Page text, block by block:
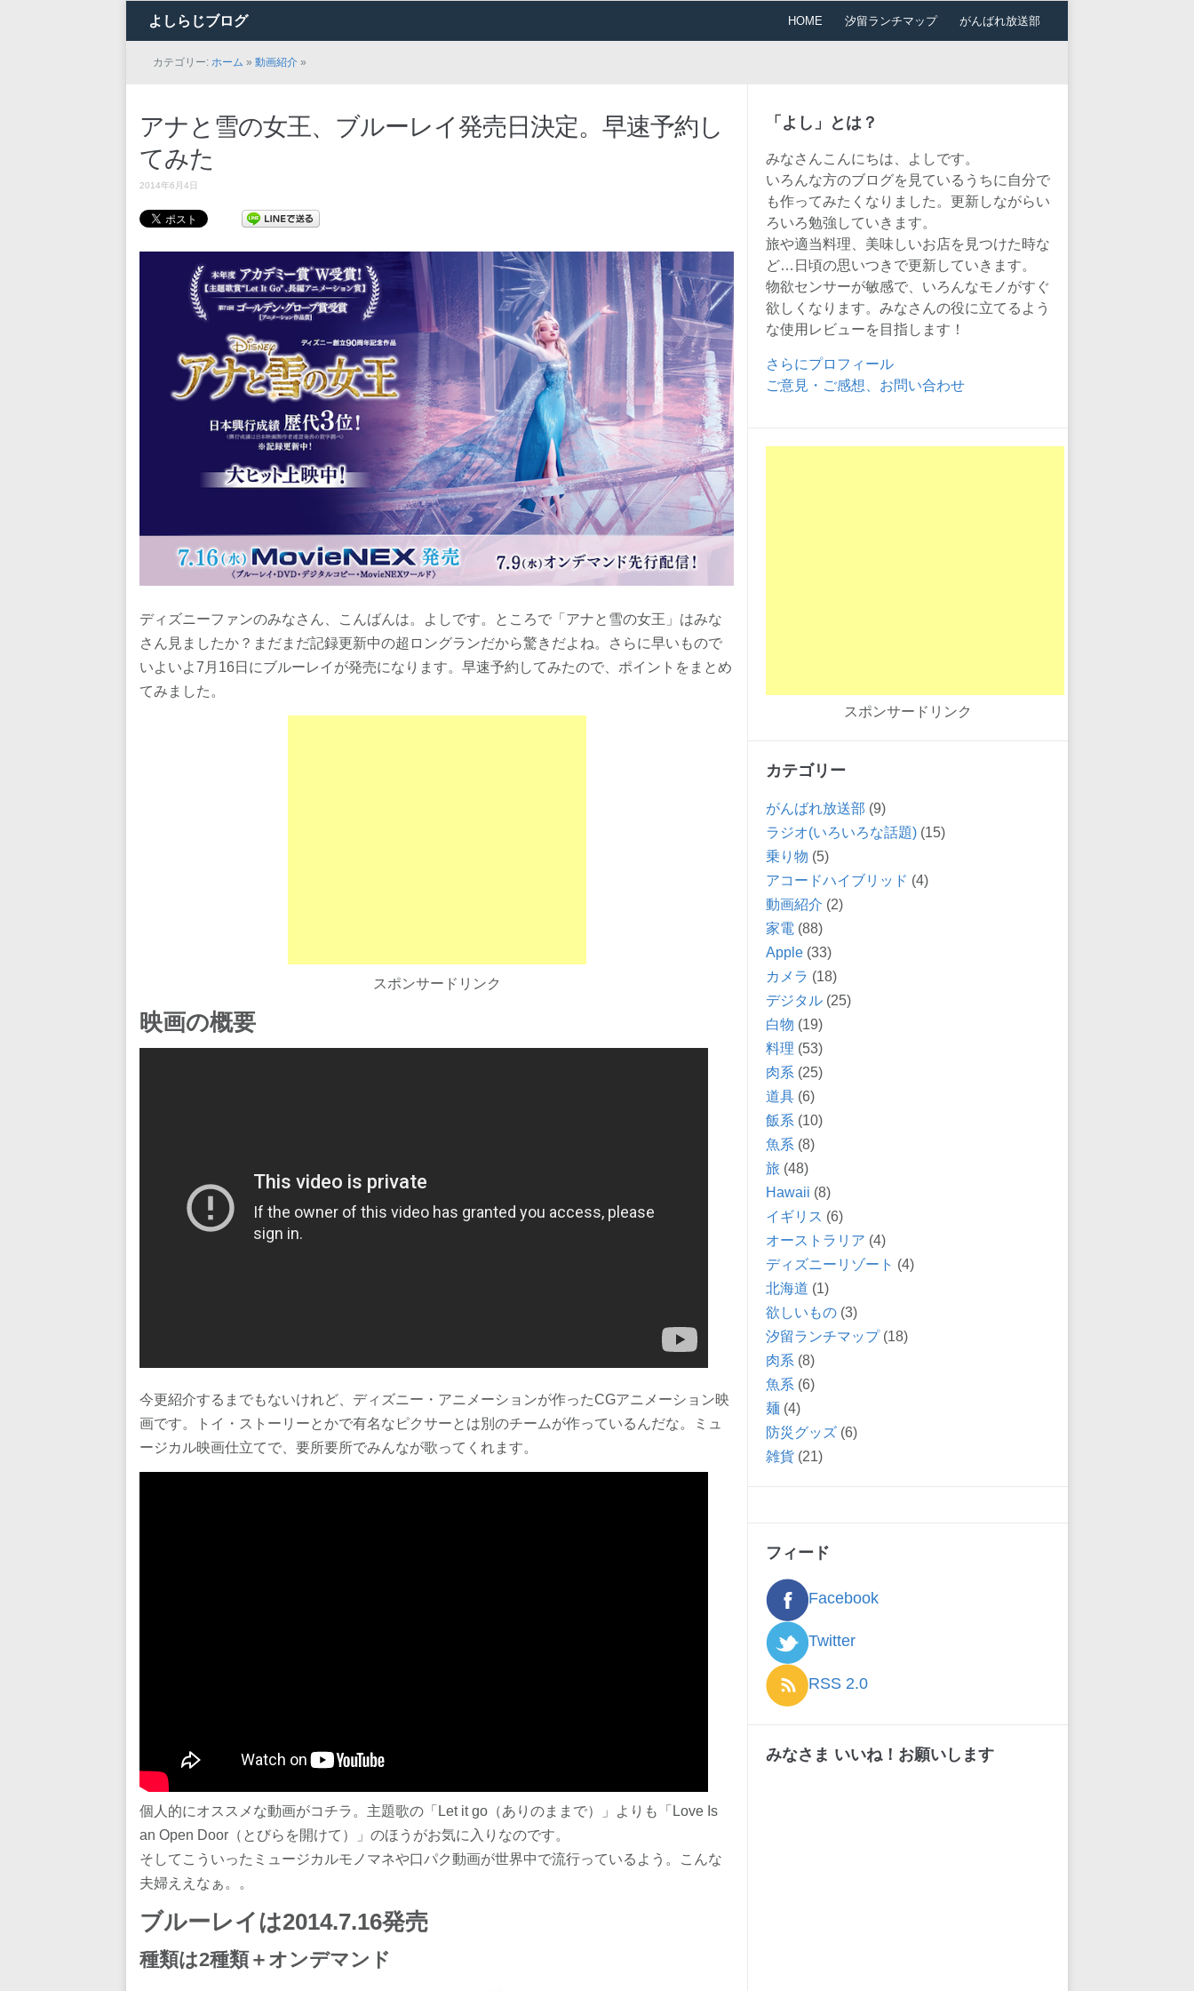
よしらじブログ HOME 汐留ランチマップ がんばれ放送部
カテゴリー: ホーム » 動画紹介 »
アナと雪の女王、ブルーレイ発売日決定。早速予約し
てみた
2014年6月4日
ディズニーファンのみなさん、こんばんは。よしです。ところで「アナと雪の女王」はみな
さん見ましたか？まだまだ記録更新中の超ロングランだから驚きだよね。さらに早いもので
いよいよ7月16日にブルーレイが発売になります。早速予約してみたので、ポイントをまとめ
てみました。
スポンサードリンク
映画の概要
今更紹介するまでもないけれど、ディズニー・アニメーションが作ったCGアニメーション映
画です。トイ・ストーリーとかで有名なピクサーとは別のチームが作っているんだな。ミュ
ージカル映画仕立てで、要所要所でみんなが歌ってくれます。
個人的にオススメな動画がコチラ。主題歌の「Let it go（ありのままで）」よりも「Love Is
an Open Door（とびらを開けて）」のほうがお気に入りなのです。
そしてこういったミュージカルモノマネや口パク動画が世界中で流行っているよう。こんな
夫婦ええなぁ。。
ブルーレイは2014.7.16発売
種類は2種類＋オンデマンド
「よし」とは？
みなさんこんにちは、よしです。
いろんな方のブログを見ているうちに自分で
も作ってみたくなりました。更新しながらい
ろいろ勉強していきます。
旅や適当料理、美味しいお店を見つけた時な
ど…日頃の思いつきで更新していきます。
物欲センサーが敏感で、いろんなモノがすぐ
欲しくなります。みなさんの役に立てるよう
な使用レビューを目指します！
さらにプロフィール
ご意見・ご感想、お問い合わせ
スポンサードリンク
カテゴリー
がんばれ放送部 (9)
ラジオ(いろいろな話題) (15)
乗り物 (5)
アコードハイブリッド (4)
動画紹介 (2)
家電 (88)
Apple (33)
カメラ (18)
デジタル (25)
白物 (19)
料理 (53)
肉系 (25)
道具 (6)
飯系 (10)
魚系 (8)
旅 (48)
Hawaii (8)
イギリス (6)
オーストラリア (4)
ディズニーリゾート (4)
北海道 (1)
欲しいもの (3)
汐留ランチマップ(18)
肉系 (8)
魚系 (6)
麺 (4)
防災グッズ (6)
雑貨 (21)
フィード
Facebook
Twitter
RSS 2.0
みなさま いいね！お願いします